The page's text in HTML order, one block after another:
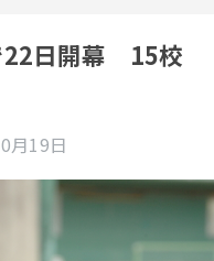
22日開幕 15校
月19日